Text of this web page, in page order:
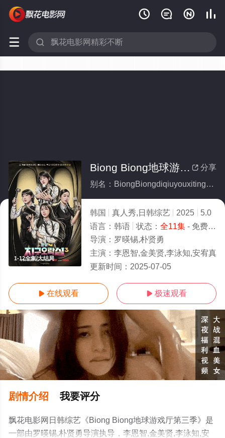
   
 
1-12全集/大结局
 分享
Biong Biong地球游戏厅第三季(全集)
别名：BiongBiongdiqiuyouxitingdisanji
韩国 真人秀,日韩综艺 2025
5.0
语言： 韩语 状态： 全11集- 免费在线观看
导演： 罗暎锡,朴贤勇
主演： 李恩智,金美贤,李泳知,安宥真
更新时间： 2025-07-05
 在线观看  极速观看
剧情介绍 我要评分
飘花电影网日韩综艺《Biong Biong地球游戏厅第三季》是
一部由罗暎锡,朴贤勇导演执导，李恩智,金美贤,李泳知,安